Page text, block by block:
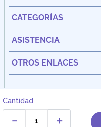
Cantidad
＋
－
CATEGORÍAS
ASISTENCIA
OTROS ENLACES